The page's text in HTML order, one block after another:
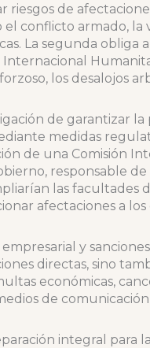
riesgos de
conflicto armado, la
La segunda obliga
Internacional
los desalojos
de garantizar la
medidas
de una Comisión
responsable
las facultades
afectaciones a
y
directas, sino
económicas,
de
integral para